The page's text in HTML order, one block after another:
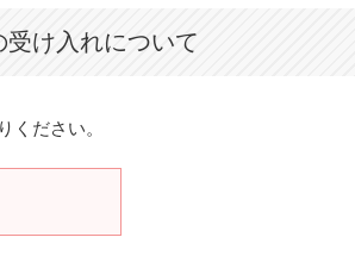
け入れについて
ください。